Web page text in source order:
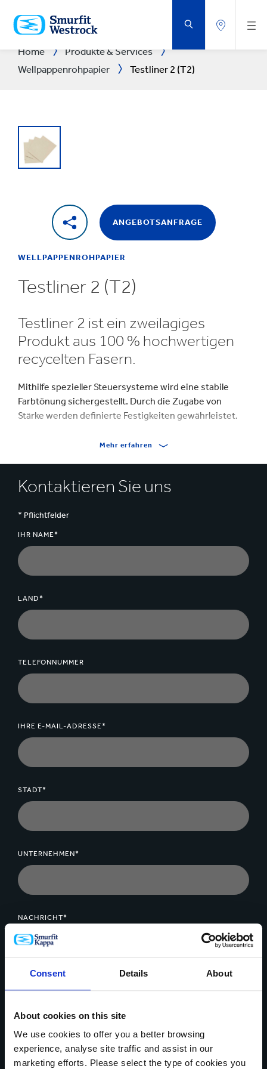
Consent Details About
About cookies on this site
We use cookies to offer you a better browsing
experience, analyse site traffic and assist in our
marketing efforts. Please select the type of cookies you
HAUPTINHALT
SPRINGEN
Home
Produkte & Services
Wellpappenrohpapier
Testliner 2 (T2)
ANGEBOTSANFRAGE
WELLPAPPENROHPAPIER
Testliner 2 (T2)
Testliner 2 ist ein zweilagiges
Produkt aus 100 % hochwertigen
recycelten Fasern.
Mithilfe spezieller Steuersysteme wird eine stabile
Farbtönung sichergestellt. Durch die Zugabe von
Stärke werden definierte Festigkeiten gewährleistet.
Mehr erfahren
Kontaktieren Sie uns
* Pflichtfelder
IHR NAME*
LAND*
TELEFONNUMMER
IHRE E-MAIL-ADRESSE*
STADT*
UNTERNEHMEN*
NACHRICHT*
Daten Upload